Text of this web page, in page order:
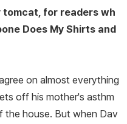
for readers wh
Does My Shirts and
on almost everything
off his mother's asthm
the house. But when Dav